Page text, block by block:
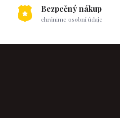
Bezpečný nákup
chránime osobní údaje